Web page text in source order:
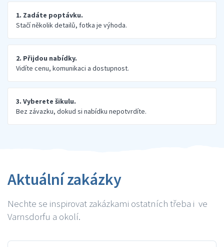
1. Zadáte poptávku.
Stačí několik detailů, fotka je výhoda.
2. Přijdou nabídky.
Vidíte cenu, komunikaci a dostupnost.
3. Vyberete šikulu.
Bez závazku, dokud si nabídku nepotvrdíte.
Aktuální zakázky
Nechte se inspirovat zakázkami ostatních třeba i ve
Varnsdorfu a okolí.